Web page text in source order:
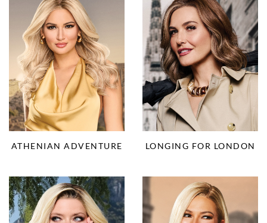
ATHENIAN ADVENTURE LONGING FOR LONDON